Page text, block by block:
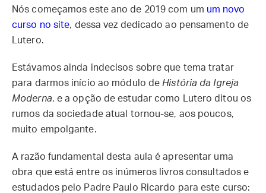
Nós começamos este ano de 2019 com um um novo
curso no site, dessa vez dedicado ao pensamento de
Lutero.
Estávamos ainda indecisos sobre que tema tratar
para darmos início ao módulo de História da Igreja
Moderna, e a opção de estudar como Lutero ditou os
rumos da sociedade atual tornou-se, aos poucos,
muito empolgante.
A razão fundamental desta aula é apresentar uma
obra que está entre os inúmeros livros consultados e
estudados pelo Padre Paulo Ricardo para este curso: